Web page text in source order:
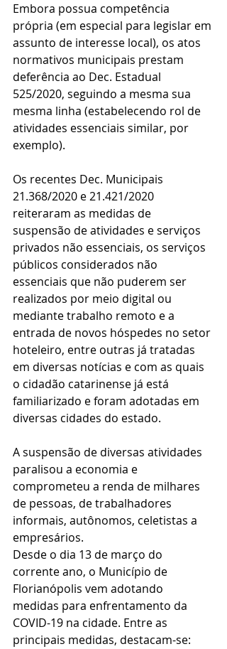
Embora possua competência
própria (em especial para legislar em
assunto de interesse local), os atos
normativos municipais prestam
deferência ao Dec. Estadual
525/2020, seguindo a mesma sua
mesma linha (estabelecendo rol de
atividades essenciais similar, por
exemplo).
Os recentes Dec. Municipais
21.368/2020 e 21.421/2020
reiteraram as medidas de
suspensão de atividades e serviços
privados não essenciais, os serviços
públicos considerados não
essenciais que não puderem ser
realizados por meio digital ou
mediante trabalho remoto e a
entrada de novos hóspedes no setor
hoteleiro, entre outras já tratadas
em diversas notícias e com as quais
o cidadão catarinense já está
familiarizado e foram adotadas em
diversas cidades do estado.
A suspensão de diversas atividades
paralisou a economia e
comprometeu a renda de milhares
de pessoas, de trabalhadores
informais, autônomos, celetistas a
empresários.
Desde o dia 13 de março do
corrente ano, o Município de
Florianópolis vem adotando
medidas para enfrentamento da
COVID-19 na cidade. Entre as
principais medidas, destacam-se: